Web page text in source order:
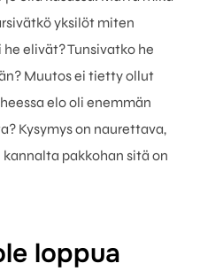
yksilöt miten
elivät? Tunsivatko he
Muutos ei tietty ollut
elo oli enemmän
Kysymys on naurettava,
pakkohan sitä on
loppua